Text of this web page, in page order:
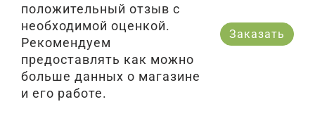
положительный отзыв с
необходимой оценкой.
Рекомендуем
предоставлять как можно
больше данных о магазине
и его работе.
Заказать